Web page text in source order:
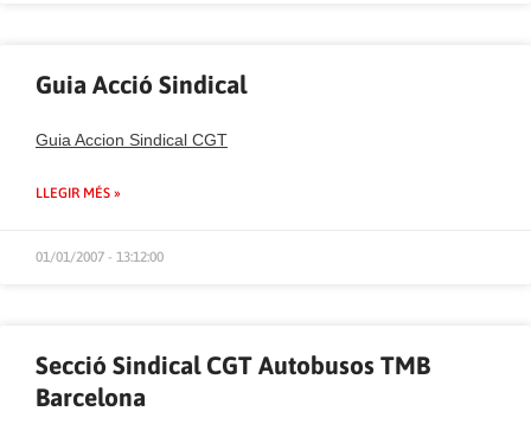
Guia Acció Sindical
Guia Accion Sindical CGT
LLEGIR MÉS »
01/01/2007 - 13:12:00
Secció Sindical CGT Autobusos TMB
Barcelona